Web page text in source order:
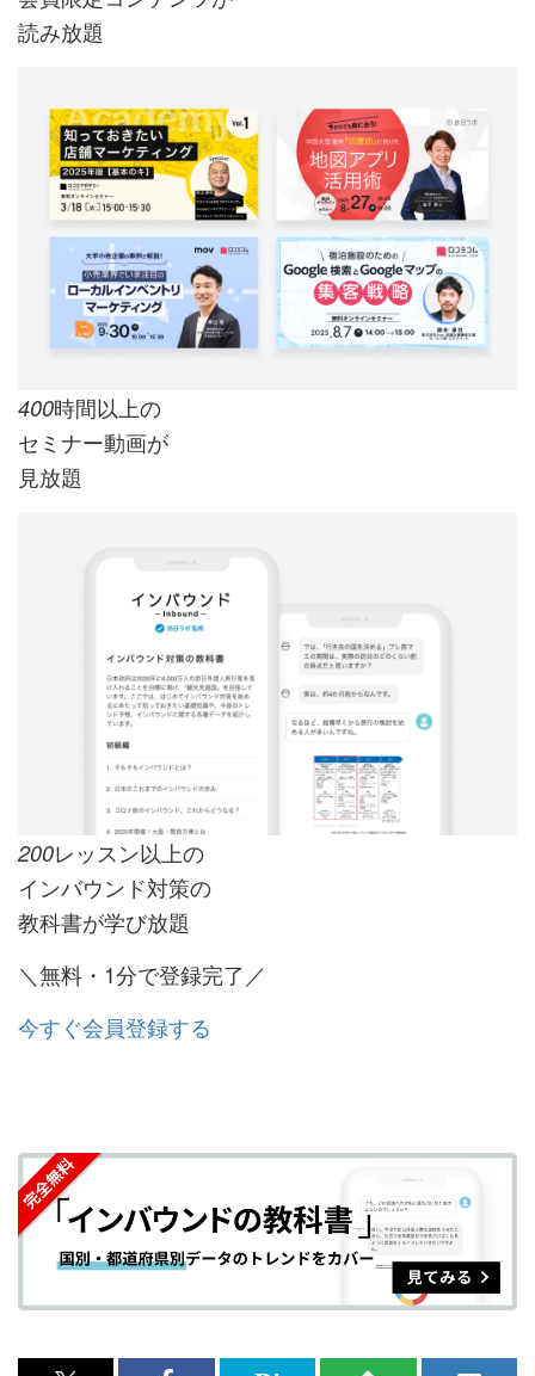
読み放題
400時間以上の
セミナー動画が
見放題
200レッスン以上の
インバウンド対策の
教科書が学び放題
＼無料・1分で登録完了／
今すぐ会員登録する